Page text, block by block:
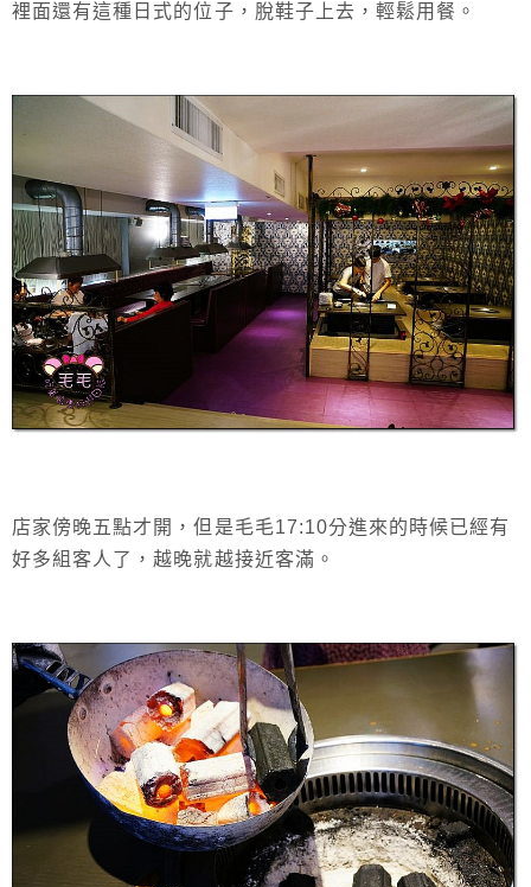
裡面還有這種日式的位子，脫鞋子上去，輕鬆用餐。
店家傍晚五點才開，但是毛毛17:10分進來的時候已經有
好多組客人了，越晚就越接近客滿。